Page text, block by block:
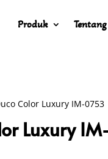
Produk
Color Luxury IM-0753
Luxury